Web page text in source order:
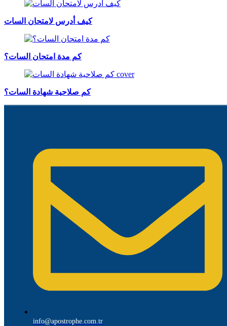
كيف أدرس لامتحان السات
كم مدة امتحان السات؟
كم صلاحية شهادة السات؟
info@apostrophe.com.tr